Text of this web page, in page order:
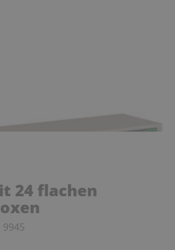
24 flachen
9945